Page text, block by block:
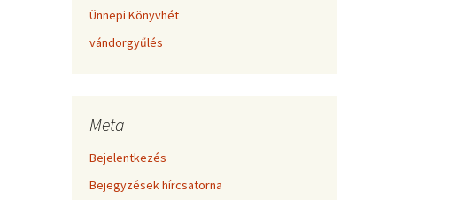
Ünnepi Könyvhét
vándorgyűlés
Meta
Bejelentkezés
Bejegyzések hírcsatorna